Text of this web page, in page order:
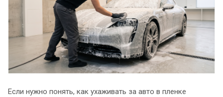
Если нужно понять, как ухаживать за авто в пленке